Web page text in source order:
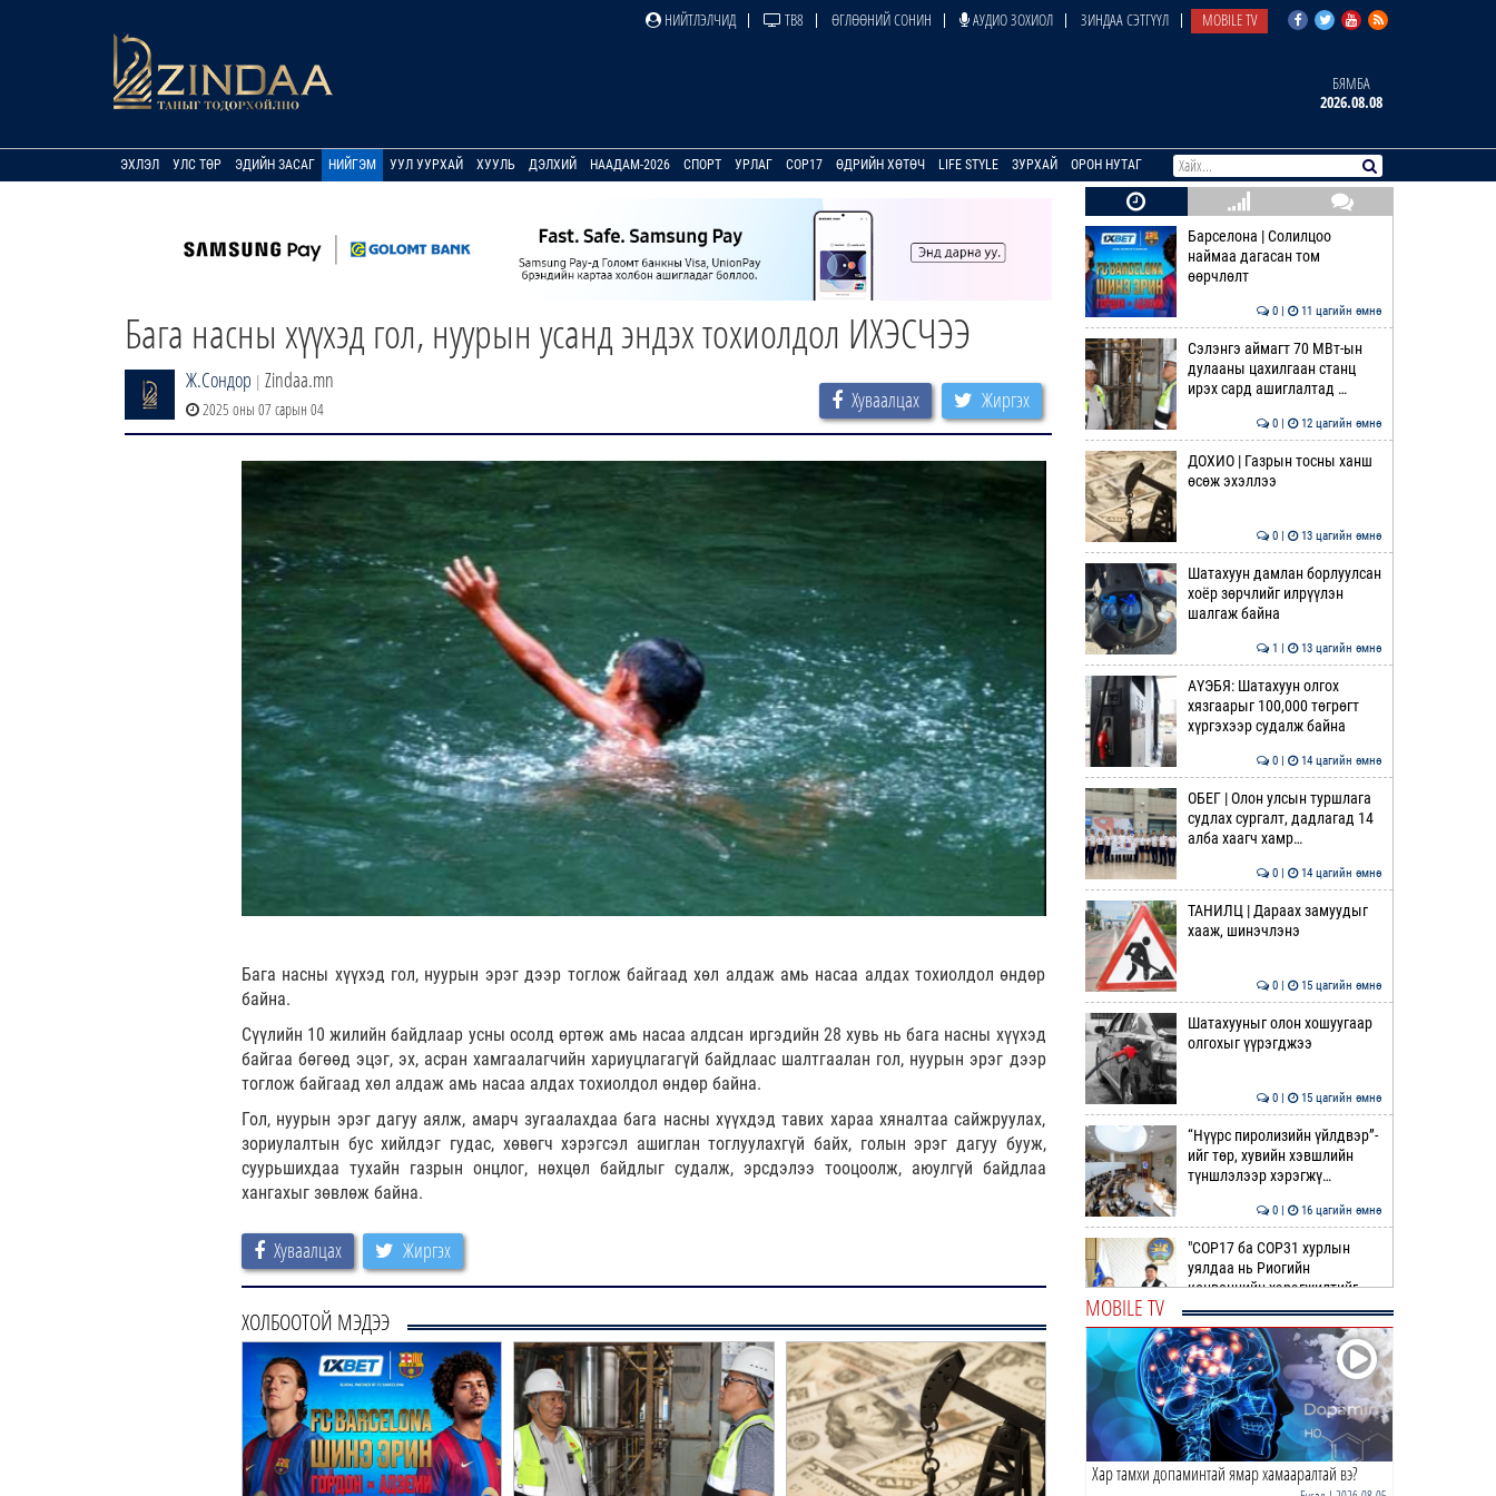
НИЙТЛЭЛЧИД ТВ8 ӨГЛӨӨНИЙ СОНИН АУДИО ЗОХИОЛ ЗИНДАА СЭТГҮҮЛ MOBILE TV
БЯМБА
2026.08.08
ЭХЛЭЛ УЛС ТӨР ЭДИЙН ЗАСАГ НИЙГЭМ УУЛ УУРХАЙ ХУУЛЬ ДЭЛХИЙ НААДАМ-2026 СПОРТ УРЛАГ COP17 ӨДРИЙН ХӨТӨЧ LIFE STYLE ЗУРХАЙ ОРОН НУТАГ
Бага насны хүүхэд гол, нуурын усанд эндэх тохиолдол ИХЭСЧЭЭ
Ж.Сондор | Zindaa.mn
2025 оны 07 сарын 04 Хуваалцах Жиргэх
Бага насны хүүхэд гол, нуурын эрэг дээр тоглож байгаад хөл алдаж амь насаа алдах тохиолдол өндөр
байна.
Сүүлийн 10 жилийн байдлаар усны осолд өртөж амь насаа алдсан иргэдийн 28 хувь нь бага насны хүүхэд
байгаа бөгөөд эцэг, эх, асран хамгаалагчийн хариуцлагагүй байдлаас шалтгаалан гол, нуурын эрэг дээр
тоглож байгаад хөл алдаж амь насаа алдах тохиолдол өндөр байна.
Гол, нуурын эрэг дагуу аялж, амарч зугаалахдаа бага насны хүүхдэд тавих хараа хяналтаа сайжруулах,
зориулалтын бус хийлдэг гудас, хөвөгч хэрэгсэл ашиглан тоглуулахгүй байх, голын эрэг дагуу бууж,
суурьшихдаа тухайн газрын онцлог, нөхцөл байдлыг судалж, эрсдэлээ тооцоолж, аюулгүй байдлаа
хангахыг зөвлөж байна.
Хуваалцах Жиргэх
ХОЛБООТОЙ МЭДЭЭ
Барселона | Солилцоо
наймаа дагасан том
өөрчлөлт
0 | 11 цагийн өмнө
Сэлэнгэ аймагт 70 МВт-ын
дулааны цахилгаан станц
ирэх сард ашиглалтад …
0 | 12 цагийн өмнө
ДОХИО | Газрын тосны ханш
өсөж эхэллээ
0 | 13 цагийн өмнө
Шатахуун дамлан борлуулсан
хоёр зөрчлийг илрүүлэн
шалгаж байна
1 | 13 цагийн өмнө
АҮЭБЯ: Шатахуун олгох
хязгаарыг 100,000 төгрөгт
хүргэхээр судалж байна
0 | 14 цагийн өмнө
ОБЕГ | Олон улсын туршлага
судлах сургалт, дадлагад 14
алба хаагч хамр…
0 | 14 цагийн өмнө
ТАНИЛЦ | Дараах замуудыг
хааж, шинэчлэнэ
0 | 15 цагийн өмнө
Шатахууныг олон хошуугаар
олгохыг үүрэгджээ
0 | 15 цагийн өмнө
“Нүүрс пиролизийн үйлдвэр”-
ийг төр, хувийн хэвшлийн
түншлэлээр хэрэгжү…
0 | 16 цагийн өмнө
"COP17 ба COP31 хурлын
уялдаа нь Риогийн
конвенцийн хэрэгжилтийг
ахиул…
Монгол төрийн парадокс нь
шатахуун
0 | 16 цагийн өмнө
Б.Пүрэвдагва: Найман
MOBILE TV
Хар тамхи допаминтай ямар хамааралтай вэ?